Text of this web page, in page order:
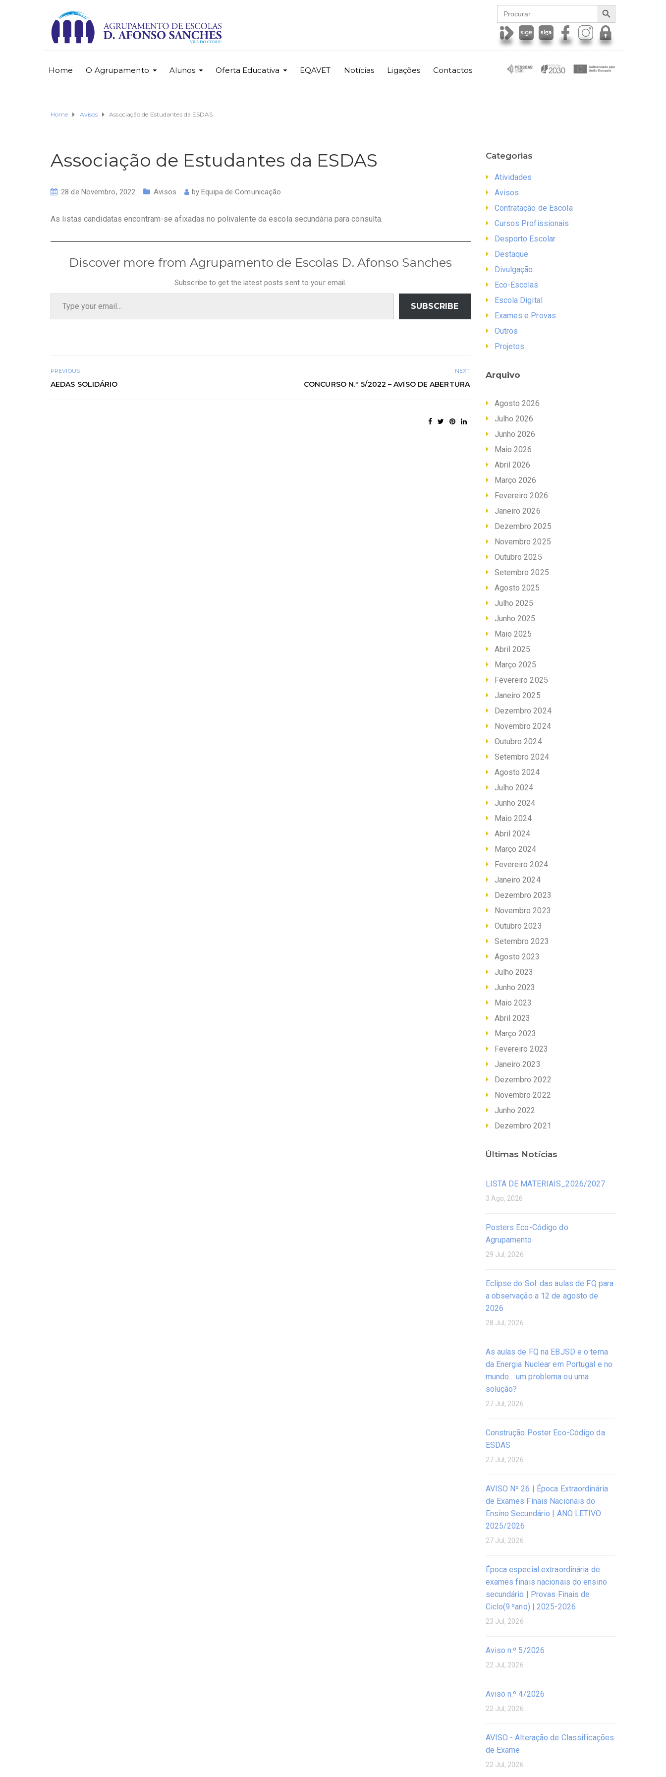
Search
for:
SEARCH BUTTON
Home O Agrupamento Alunos Oferta Educativa EQAVET Notícias Ligações Contactos
Home Avisos Associação de Estudantes da ESDAS
Associação de Estudantes da ESDAS
28 de Novembro, 2022 Avisos byEquipa de Comunicação
As listas candidatas encontram-se afixadas no polivalente da escola secundária para consulta.
Discover more from Agrupamento de Escolas D. Afonso Sanches
Subscribe to get the latest posts sent to your email.
Type your email…
SUBSCRIBE
PREVIOUS
AEDAS SOLIDÁRIO
NEXT
CONCURSO N.º 5/2022 – AVISO DE ABERTURA
Categorias
Atividades
Avisos
Contratação de Escola
Cursos Profissionais
Desporto Escolar
Destaque
Divulgação
Eco-Escolas
Escola Digital
Exames e Provas
Outros
Projetos
Arquivo
Agosto 2026
Julho 2026
Junho 2026
Maio 2026
Abril 2026
Março 2026
Fevereiro 2026
Janeiro 2026
Dezembro 2025
Novembro 2025
Outubro 2025
Setembro 2025
Agosto 2025
Julho 2025
Junho 2025
Maio 2025
Abril 2025
Março 2025
Fevereiro 2025
Janeiro 2025
Dezembro 2024
Novembro 2024
Outubro 2024
Setembro 2024
Agosto 2024
Julho 2024
Junho 2024
Maio 2024
Abril 2024
Março 2024
Fevereiro 2024
Janeiro 2024
Dezembro 2023
Novembro 2023
Outubro 2023
Setembro 2023
Agosto 2023
Julho 2023
Junho 2023
Maio 2023
Abril 2023
Março 2023
Fevereiro 2023
Janeiro 2023
Dezembro 2022
Novembro 2022
Junho 2022
Dezembro 2021
Últimas Notícias
LISTA DE MATERIAIS_2026/2027
3 Ago, 2026
Posters Eco-Código do
Agrupamento
29 Jul, 2026
Eclipse do Sol: das aulas de FQ para
a observação a 12 de agosto de
2026
28 Jul, 2026
As aulas de FQ na EBJSD e o tema
da Energia Nuclear em Portugal e no
mundo… um problema ou uma
solução?
27 Jul, 2026
Construção Poster Eco-Código da
ESDAS
27 Jul, 2026
AVISO Nº 26 | Época Extraordinária
de Exames Finais Nacionais do
Ensino Secundário | ANO LETIVO
2025/2026
27 Jul, 2026
Época especial extraordinária de
exames finais nacionais do ensino
secundário | Provas Finais de
Ciclo(9.ºano) | 2025-2026
23 Jul, 2026
Aviso n.º 5/2026
22 Jul, 2026
Aviso n.º 4/2026
22 Jul, 2026
AVISO - Alteração de Classificações
de Exame
22 Jul, 2026